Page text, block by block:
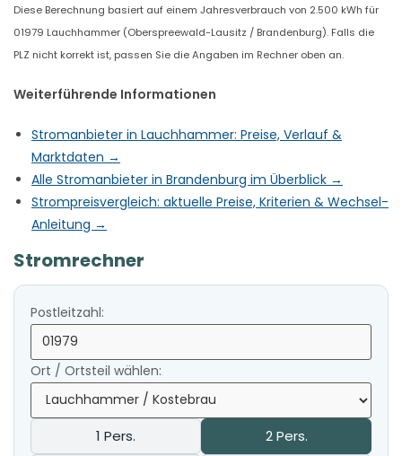
Diese Berechnung basiert auf einem Jahresverbrauch von 2.500 kWh für
01979 Lauchhammer (Oberspreewald-Lausitz / Brandenburg). Falls die
PLZ nicht korrekt ist, passen Sie die Angaben im Rechner oben an.
Weiterführende Informationen
Stromanbieter in Lauchhammer: Preise, Verlauf &
Marktdaten →
Alle Stromanbieter in Brandenburg im Überblick →
Strompreisvergleich: aktuelle Preise, Kriterien & Wechsel-
Anleitung →
Stromrechner
Postleitzahl:
Ort / Ortsteil wählen:
1 Pers.
2 Pers.